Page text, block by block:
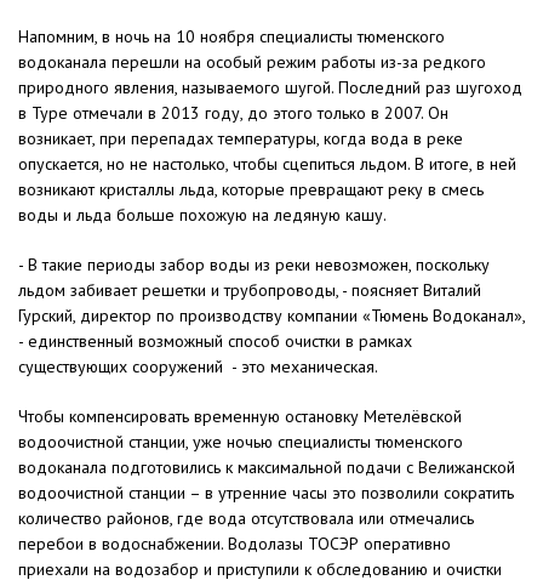
Напомним, в ночь на 10 ноября специалисты тюменского
водоканала перешли на особый режим работы из-за редкого
природного явления, называемого шугой. Последний раз шугоход
в Туре отмечали в 2013 году, до этого только в 2007. Он
возникает, при перепадах температуры, когда вода в реке
опускается, но не настолько, чтобы сцепиться льдом. В итоге, в ней
возникают кристаллы льда, которые превращают реку в смесь
воды и льда больше похожую на ледяную кашу.
- В такие периоды забор воды из реки невозможен, поскольку
льдом забивает решетки и трубопроводы, - поясняет Виталий
Гурский, директор по производству компании «Тюмень Водоканал»,
- единственный возможный способ очистки в рамках
существующих сооружений - это механическая.
Чтобы компенсировать временную остановку Метелёвской
водоочистной станции, уже ночью специалисты тюменского
водоканала подготовились к максимальной подачи с Велижанской
водоочистной станции – в утренние часы это позволили сократить
количество районов, где вода отсутствовала или отмечались
перебои в водоснабжении. Водолазы ТОСЭР оперативно
приехали на водозабор и приступили к обследованию и очистки